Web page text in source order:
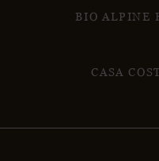
BIO ALPINE
CASA